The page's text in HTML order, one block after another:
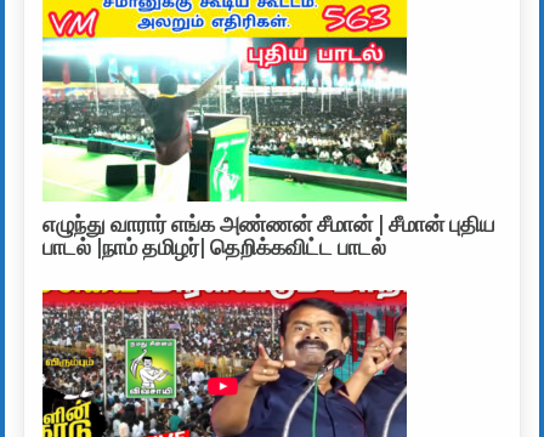
எழுந்து வாரார் எங்க அண்ணன் சீமான் | சீமான் புதிய
பாடல் |நாம் தமிழர்| தெறிக்கவிட்ட பாடல்